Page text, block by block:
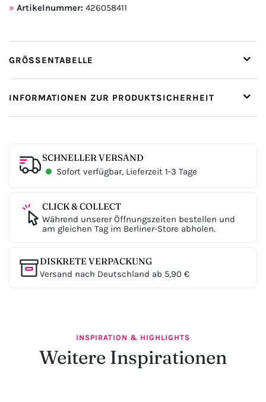
Artikelnummer: 426058411
GRÖSSENTABELLE
INFORMATIONEN ZUR PRODUKTSICHERHEIT
SCHNELLER VERSAND
Sofort verfügbar, Lieferzeit 1-3 Tage
CLICK & COLLECT
Während unserer Öffnungszeiten bestellen und
am gleichen Tag im Berliner-Store abholen.
DISKRETE VERPACKUNG
Versand nach Deutschland ab 5,90 €
INSPIRATION & HIGHLIGHTS
Weitere Inspirationen